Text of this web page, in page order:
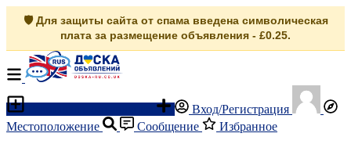
🛡️ Для защиты сайта от спама введена символическая
плата за размещение объявления - £0.25.
Вход/Регистрация
Местоположение
Сообщение Избранное